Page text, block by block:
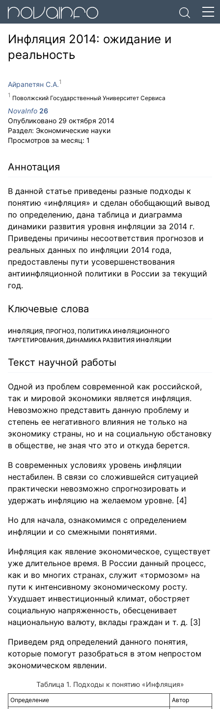
Инфляция 2014: ожидание и
реальность
Айрапетян С.А.
Поволжский Государственный Университет Сервиса
NovaInfo 26
Опубликовано 29 октября 2014
Раздел: Экономические науки
Просмотров за месяц: 1
Аннотация
В данной статье приведены разные подходы к
понятию «инфляция» и сделан обобщающий вывод
по определению, дана таблица и диаграмма
динамики развития уровня инфляции за 2014 г.
Приведены причины несоответствия прогнозов и
реальных данных по инфляции 2014 года,
предоставлены пути усовершенствования
антиинфляционной политики в России за текущий
год.
Ключевые слова
ИНФЛЯЦИЯ, ПРОГНОЗ, ПОЛИТИКА ИНФЛЯЦИОННОГО
ТАРГЕТИРОВАНИЯ, ДИНАМИКА РАЗВИТИЯ ИНФЛЯЦИИ
Текст научной работы
Одной из проблем современной как российской,
так и мировой экономики является инфляция.
Невозможно представить данную проблему и
степень ее негативного влияния не только на
экономику страны, но и на социальную обстановку
в обществе, не зная что это и откуда берется.
В современных условиях уровень инфляции
нестабилен. В связи со сложившейся ситуацией
практически невозможно спрогнозировать и
удержать инфляцию на желаемом уровне. [4]
Но для начала, ознакомимся с определением
инфляции и со смежными понятиями.
Инфляция как явление экономическое, существует
уже длительное время. В России данный процесс,
как и во многих странах, служит «тормозом» на
пути к интенсивному экономическому росту.
Ухудшает инвестиционный климат, обостряет
социальную напряженность, обесценивает
национальную валюту, вклады граждан и т. д. [3]
Приведем ряд определений данного понятия,
которые помогут разобраться в этом непростом
экономическом явлении.
Подходы к понятию «Инфляция»
Определение
Автор